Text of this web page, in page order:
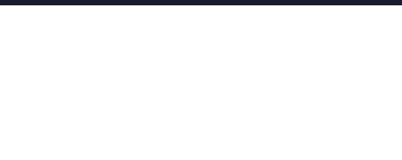
Impressum